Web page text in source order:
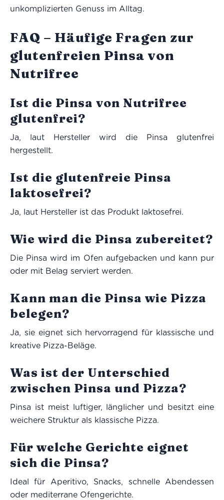
unkomplizierten Genuss im Alltag.
FAQ – Häufige Fragen zur
glutenfreien Pinsa von
Nutrifree
Ist die Pinsa von Nutrifree
glutenfrei?
Ja, laut Hersteller wird die Pinsa glutenfrei
hergestellt.
Ist die glutenfreie Pinsa
laktosefrei?
Ja, laut Hersteller ist das Produkt laktosefrei.
Wie wird die Pinsa zubereitet?
Die Pinsa wird im Ofen aufgebacken und kann pur
oder mit Belag serviert werden.
Kann man die Pinsa wie Pizza
belegen?
Ja, sie eignet sich hervorragend für klassische und
kreative Pizza-Beläge.
Was ist der Unterschied
zwischen Pinsa und Pizza?
Pinsa ist meist luftiger, länglicher und besitzt eine
weichere Struktur als klassische Pizza.
Für welche Gerichte eignet
sich die Pinsa?
Ideal für Aperitivo, Snacks, schnelle Abendessen
oder mediterrane Ofengerichte.